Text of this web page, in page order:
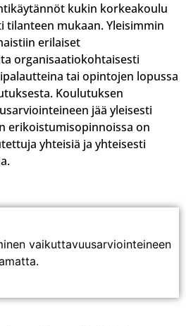
kukin korkeakoulu
tilanteen mukaan. Yleisimmin
erilaiset
organisaatiokohtaisesti
tai opintojen lopussa
Koulutuksen
jää yleisesti
erikoistumisopinnoissa on
yhteisiä ja yhteisesti
vaikuttavuusarviointeineen